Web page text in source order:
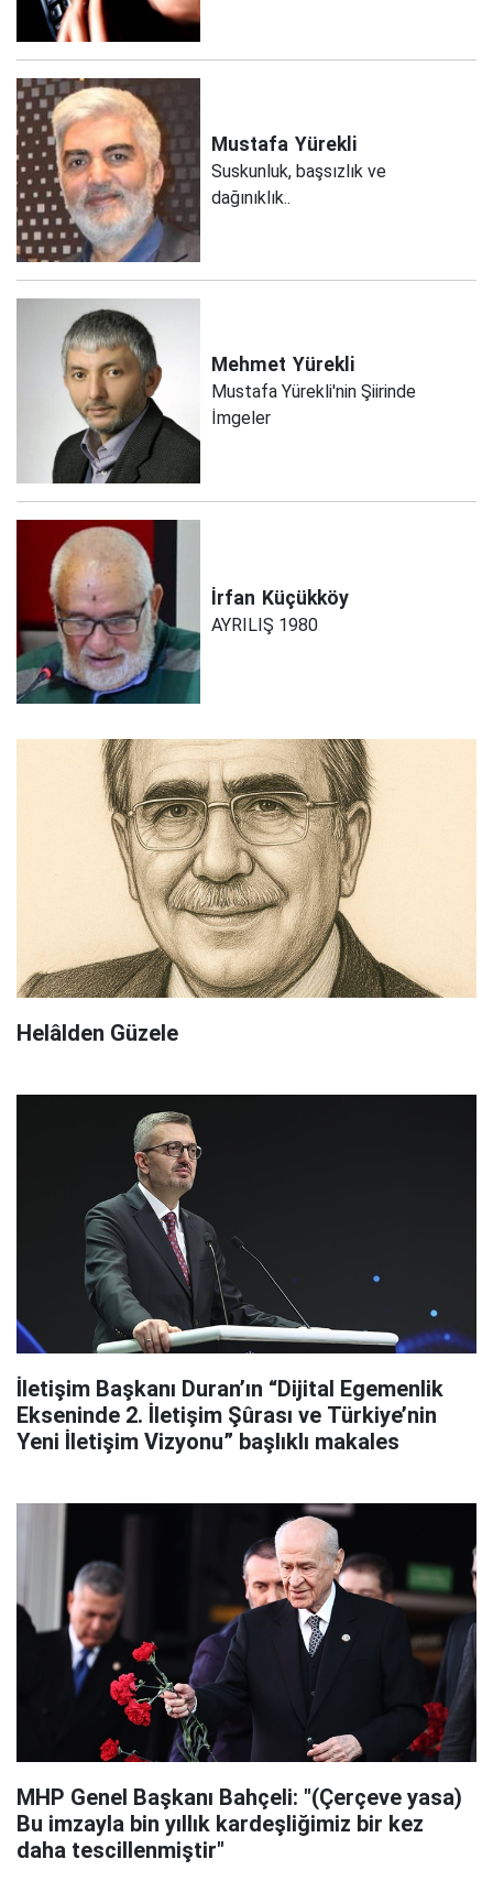
Mustafa Yürekli
Suskunluk, başsızlık ve
dağınıklık..
Mehmet Yürekli
Mustafa Yürekli'nin Şiirinde
İmgeler
İrfan Küçükköy
AYRILIŞ 1980
Helâlden Güzele
İletişim Başkanı Duran’ın “Dijital Egemenlik
Ekseninde 2. İletişim Şûrası ve Türkiye’nin
Yeni İletişim Vizyonu” başlıklı makales
MHP Genel Başkanı Bahçeli: "(Çerçeve yasa)
Bu imzayla bin yıllık kardeşliğimiz bir kez
daha tescillenmiştir"